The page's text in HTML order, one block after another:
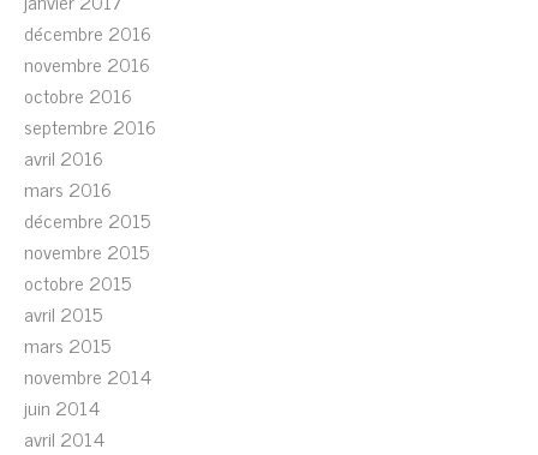
décembre 2016
novembre 2016
octobre 2016
septembre 2016
avril 2016
mars 2016
décembre 2015
novembre 2015
octobre 2015
avril 2015
mars 2015
novembre 2014
juin 2014
avril 2014